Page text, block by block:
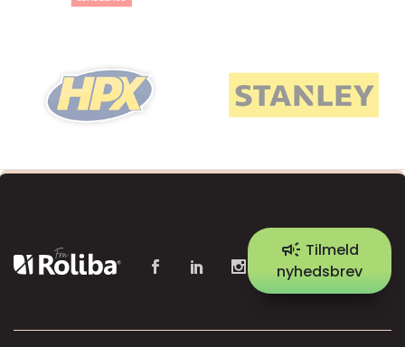
campaign Tilmeld
nyhedsbrev